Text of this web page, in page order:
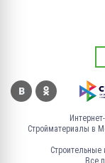
Стройматериалы в
Все